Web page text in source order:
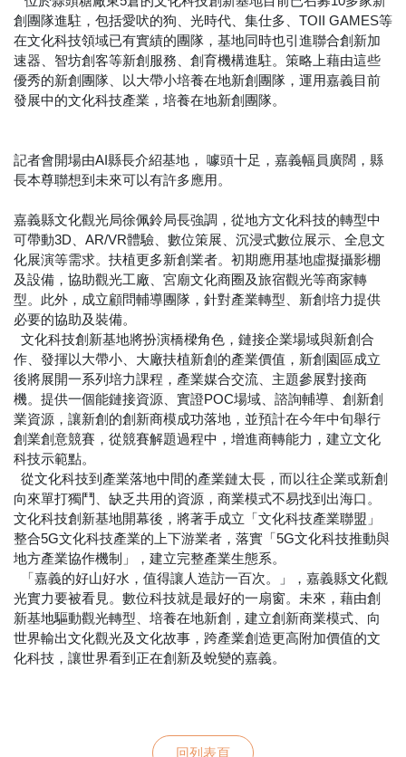
創團隊進駐，包括愛吠的狗、光時代、集仕多、TOII GAMES等
在文化科技領域已有實績的團隊，基地同時也引進聯合創新加
速器、智坊創客等新創服務、創育機構進駐。策略上藉由這些
優秀的新創團隊、以大帶小培養在地新創團隊，運用嘉義目前
發展中的文化科技產業，培養在地新創團隊。
記者會開場由AI縣長介紹基地， 噱頭十足，嘉義幅員廣闊，縣
長本尊聯想到未來可以有許多應用。
嘉義縣文化觀光局徐佩鈴局長強調，從地方文化科技的轉型中
可帶動3D、AR/VR體驗、數位策展、沉浸式數位展示、全息文
化展演等需求。扶植更多新創業者。初期應用基地虛擬攝影棚
及設備，協助觀光工廠、宮廟文化商圈及旅宿觀光等商家轉
型。此外，成立顧問輔導團隊，針對產業轉型、新創培力提供
必要的協助及裝備。
文化科技創新基地將扮演橋樑角色，鏈接企業場域與新創合
作、發揮以大帶小、大廠扶植新創的產業價值，新創園區成立
後將展開一系列培力課程，產業媒合交流、主題參展對接商
機。提供一個能鏈接資源、實證POC場域、諮詢輔導、創新創
業資源，讓新創的創新商模成功落地，並預計在今年中旬舉行
創業創意競賽，從競賽解題過程中，增進商轉能力，建立文化
科技示範點。
從文化科技到產業落地中間的產業鏈太長，而以往企業或新創
向來單打獨鬥、缺乏共用的資源，商業模式不易找到出海口。
文化科技創新基地開幕後，將著手成立「文化科技產業聯盟」
整合5G文化科技產業的上下游業者，落實「5G文化科技推動與
地方產業協作機制」，建立完整產業生態系。
「嘉義的好山好水，值得讓人造訪一百次。」，嘉義縣文化觀
光實力要被看見。數位科技就是最好的一扇窗。未來，藉由創
新基地驅動觀光轉型、培養在地新創，建立創新商業模式、向
世界輸出文化觀光及文化故事，跨產業創造更高附加價值的文
化科技，讓世界看到正在創新及蛻變的嘉義。
回列表頁